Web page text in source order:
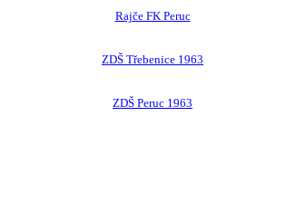
Rajče FK Peruc
ZDŠ Třebenice 1963
ZDŠ Peruc 1963